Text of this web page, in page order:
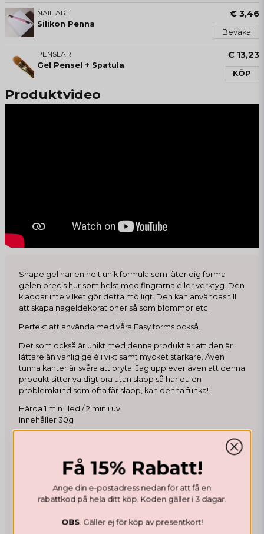
NAIL ART
Silikon Penna
€ 3,46
Bevaka
PENSLAR
Gel Pensel + Spatula
€ 13,23
KÖP
Produktvideo
Shape gel har en helt unik formula som låter dig forma
gelen precis hur som helst med fingrarna eller verktyg. Den
kladdar inte vilket gör detta möjligt. Den kan användas till
att skapa nageldekorationer så som blommor etc.
Perfekt att använda med våra Easy forms också.
Det som också är unikt med denna produkt är att den är
lättare än vanlig gelé i vikt samt mycket starkare. Även
tunna kanter är svåra att bryta. Jag upplever även att denna
produkt sitter väldigt bra utan släpp så har du en
problemkund som ofta får släpp, kan denna funka!
Härda 1 min i led / 2 min i uv
Innehåller 30g
Observera att färger kan skilja sig en aning beroende på
Ha alltid rena handskar och våra Nitrile handskar när du
hanterar gelén. Har du tex fått cleanser eller annat på
LADDA NER SÄKERHETSDATABLAD
Få 15% Rabatt!
Ange din e-postadress nedan för att få en
rabattkod på hela ditt köp. Koden gäller i 3 dagar.
OBS. Gäller ej för köp av presentkort!